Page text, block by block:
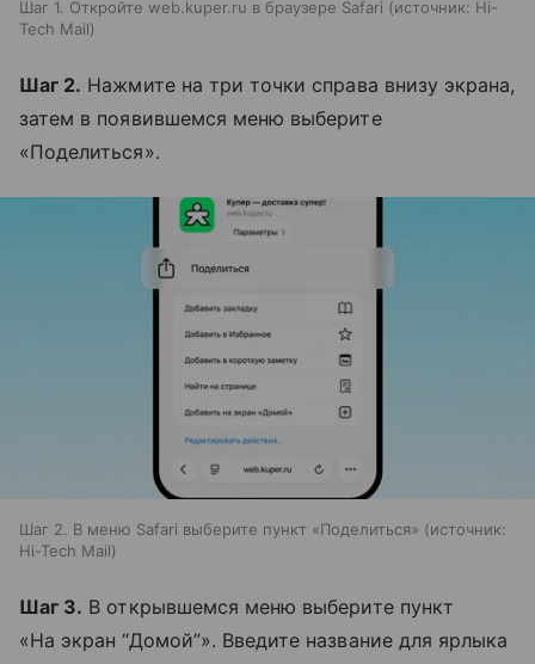
Шаг 1. Откройте web.kuper.ru в браузере Safari источник: Hi-
Tech Mail
Шаг 2. Нажмите на три точки справа внизу экрана,
затем в появившемся меню выберите
«Поделиться».
Шаг 2. В меню Safari выберите пункт «Поделиться»
источник:
Hi-Tech Mail
Шаг 3. В открывшемся меню выберите пункт
«На экран “Домой”». Введите название для ярлыка